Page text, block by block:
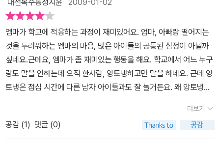
대전복수동정지윤 2009-01-02
엠마가 학교에 적응하는 과정이 재미있어요. 엄마, 아빠랑 떨어지는
것을 두려워하는 엠마의 마음, 많은 아이들의 공통된 심정이 아닐까
싶네요.근데요, 엠마가 좀 재미있는 행동을 해요. 학교에서 어느 누구
랑도 말을 안하는데 오직 한사람, 앙토냉하고만 말을 하네요. 근데 앙
토냉은 점심 시간에 다른 남자 아이들과도 잘 놀거든요. 왜 앙토냉을
만으로도 안심을 하는 아이들의 작고 소중한 감정들, 무시하면 안 될
것 같아요. 이제 3월이 되면 아이들이 입학을 하게 되는데 그 전에 읽
어보라고 하면 좋겠네요.
더보기
공감 (1) 댓글 (0)